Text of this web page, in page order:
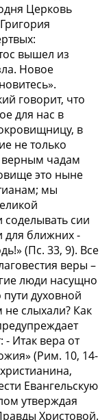
Церковь
вышел из
Новое
.
говорит, что
для нас в
в
не только
верным чадам
это ныне
мы
сии
ближних -
(Пс. 33, 9). Все
веры –
люди насущно
духовной
не слыхали? Как
- Итак вера от
(Рим. 10, 14-
Евангельскую
утверждая
Христовой.